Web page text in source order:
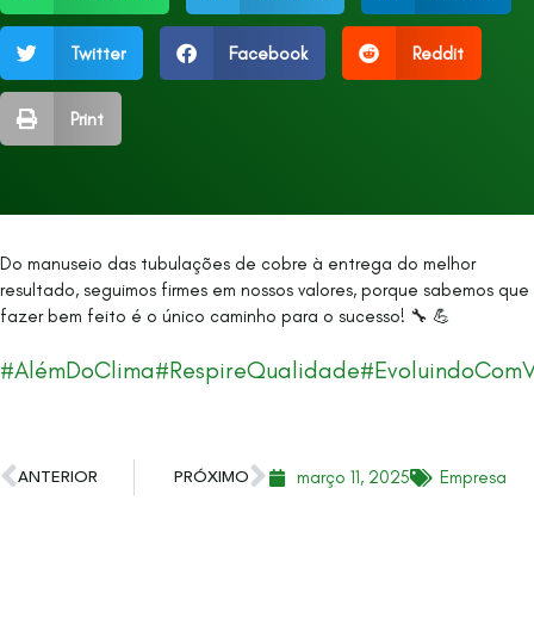
Twitter Facebook Reddit
Print
Do manuseio das tubulações de cobre à entrega do melhor
resultado, seguimos firmes em nossos valores, porque sabemos que
fazer bem feito é o único caminho para o sucesso! 🔧 💪
#AlémDoClima#RespireQualidade
ANTERIOR PRÓXIMO março 11, 2025 Empresa